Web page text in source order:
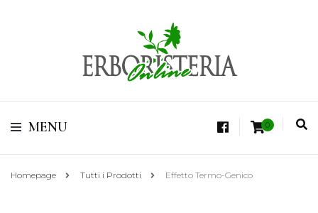
Erboristeria Shop
Online Tisane
Vendita di Botaniche, Erbe e Spezie Officinali, Tisane Terapeutiche Esclusive,
MENU 0
Homepage Tutti i Prodotti Effetto Termo-Genico